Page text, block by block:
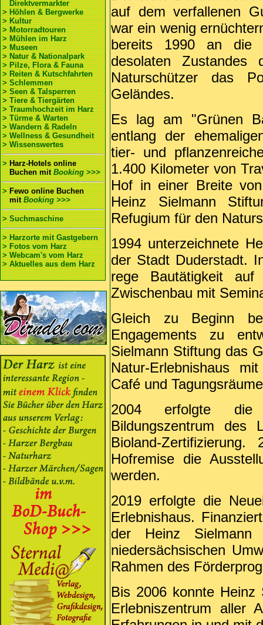
Direktvermarkter
> Höhlen & Bergwerke
> Kultur
> Motorradtouren
> Mühlen im Harz
> Museen
> Natur & Nationalpark
> Pilze, Flora & Fauna
> Reiten & Kutschfahrten
> Schlemmen
> Seen & Talsperren
> Tiere & Tiergärten
> Traumhochzeit im Harz
> Türme & Warten
> Wandern & Radeln
> Wellness & Gesundheit
> Wissenswertes
>Harz-Hotels online
Buchen mit Booking >>>
>Fewo online Buchen
mitBooking >>>
> Suchmaschine
> Harzorte mit Gastgebern
> Fotos vom Harz
> Webcam's vom Harz
> Aktuelles aus dem Harz
auf dem verfallenen
war ein wenig
bereits 1990 an die
desolaten
Naturschützer das
Geländes.
Es lag am "Grünen
entlang der
tier- und
1.400 Kilometer von
Hof in einer Breite
Heinz Sielmann
Refugium für den
1994 unterzeichnete
der Stadt Duderstadt.
rege Bautätigkeit
Zwischenbau mit
Gleich zu Beginn
Engagements zu
Sielmann Stiftung das
Natur-Erlebnishaus
Café und
2004 erfolgte die
Bildungszentrum des
Bioland-
Hofremise die
werden.
2019 erfolgte die
Erlebnishaus.
der Heinz Sielmann
niedersächsischen
Rahmen des
Bis 2006 konnte Heinz
Erlebniszentrum aller